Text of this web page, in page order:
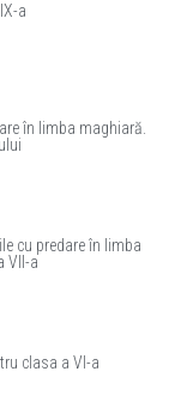
a
în limba maghiară.
cu predare în limba
VII-a
clasa a VI-a